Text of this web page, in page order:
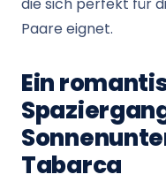
Paare eignet.
Ein
Tabarca